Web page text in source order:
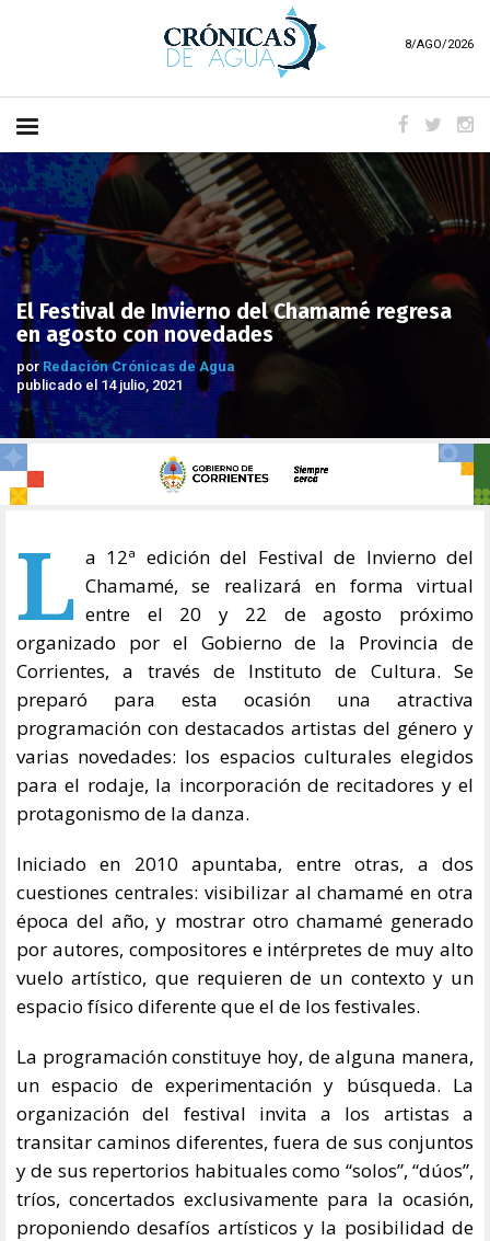
8/AGO/2026
El Festival de Invierno del Chamamé regresa
en agosto con novedades
por Redación Crónicas de Agua
publicado el 14 julio, 2021
L a 12ª edición del Festival de Invierno del
Chamamé, se realizará en forma virtual
entre el 20 y 22 de agosto próximo
organizado por el Gobierno de la Provincia de
Corrientes, a través de Instituto de Cultura. Se
preparó para esta ocasión una atractiva
programación con destacados artistas del género y
varias novedades: los espacios culturales elegidos
para el rodaje, la incorporación de recitadores y el
protagonismo de la danza.
Iniciado en 2010 apuntaba, entre otras, a dos
cuestiones centrales: visibilizar al chamamé en otra
época del año, y mostrar otro chamamé generado
por autores, compositores e intérpretes de muy alto
vuelo artístico, que requieren de un contexto y un
espacio físico diferente que el de los festivales.
La programación constituye hoy, de alguna manera,
un espacio de experimentación y búsqueda. La
organización del festival invita a los artistas a
transitar caminos diferentes, fuera de sus conjuntos
y de sus repertorios habituales como “solos”, “dúos”,
tríos, concertados exclusivamente para la ocasión,
proponiendo desafíos artísticos y la posibilidad de